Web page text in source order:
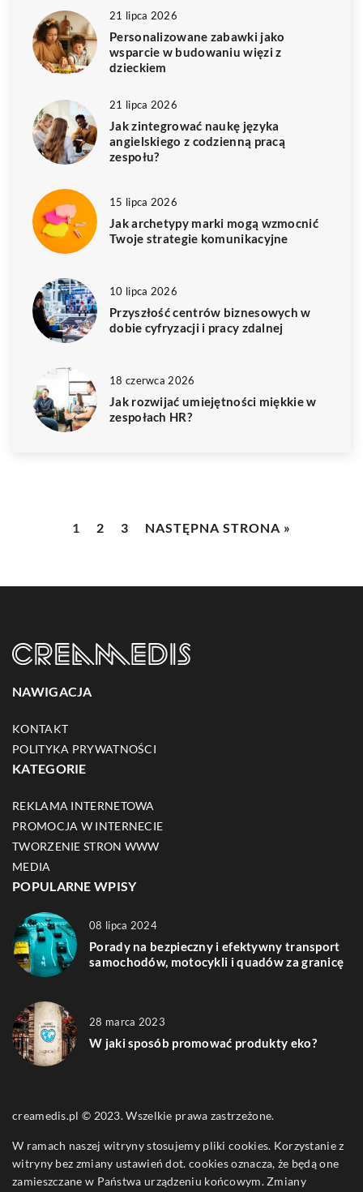
21 lipca 2026
Personalizowane zabawki jako
wsparcie w budowaniu więzi z
dzieckiem
21 lipca 2026
Jak zintegrować naukę języka
angielskiego z codzienną pracą
zespołu?
15 lipca 2026
Jak archetypy marki mogą wzmocnić
Twoje strategie komunikacyjne
10 lipca 2026
Przyszłość centrów biznesowych w
dobie cyfryzacji i pracy zdalnej
18 czerwca 2026
Jak rozwijać umiejętności miękkie w
zespołach HR?
1 2 3 NASTĘPNA STRONA »
NAWIGACJA
KONTAKT
POLITYKA PRYWATNOŚCI
KATEGORIE
REKLAMA INTERNETOWA
PROMOCJA W INTERNECIE
TWORZENIE STRON WWW
MEDIA
POPULARNE WPISY
08 lipca 2024
Porady na bezpieczny i efektywny transport
samochodów, motocykli i quadów za granicę
28 marca 2023
W jaki sposób promować produkty eko?
creamedis.pl © 2023. Wszelkie prawa zastrzeżone.
W ramach naszej witryny stosujemy pliki cookies. Korzystanie z
witryny bez zmiany ustawień dot. cookies oznacza, że będą one
zamieszczane w Państwa urządzeniu końcowym. Zmiany